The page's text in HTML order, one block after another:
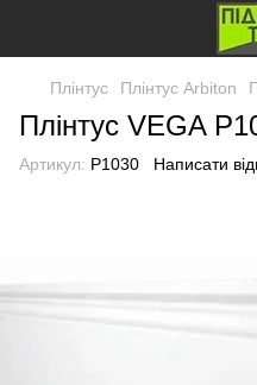
Плінтус Плінтус Arbiton
Плінтус VEGA
Артикул: P1030 Написати